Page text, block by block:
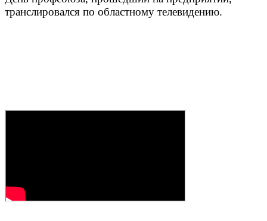
транслировался по областному телевидению.‌‌